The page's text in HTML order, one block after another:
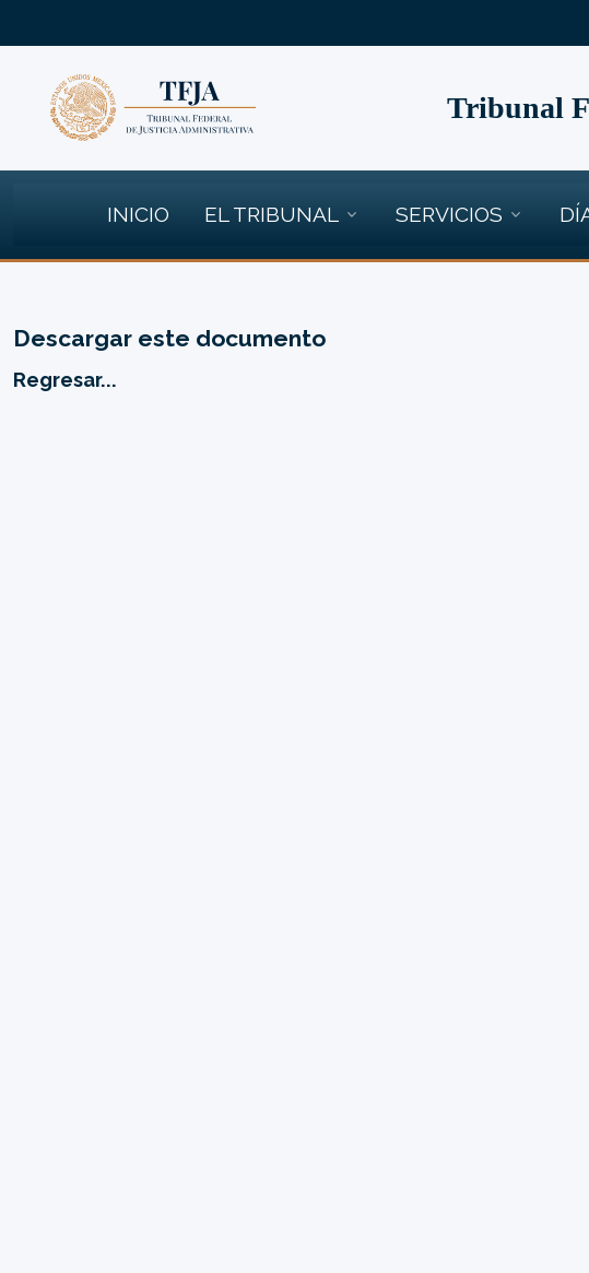
Tribunal
INICIO EL TRIBUNAL SERVICIOS
Descargar este documento
Regresar...